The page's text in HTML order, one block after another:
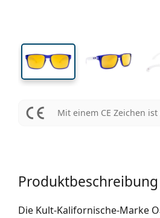
Mit einem CE Zeichen
Produktbeschreibung
Die Kult-Kalifornische-Marke